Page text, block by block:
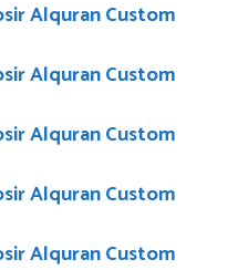
Alquran Custom
Alquran Custom
Alquran Custom
Alquran Custom
Alquran Custom